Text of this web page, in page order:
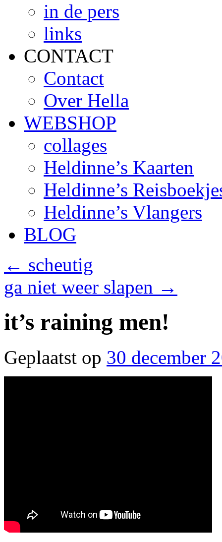
in de pers
links
CONTACT
Contact
Over Hella
WEBSHOP
collages
Heldinne’s Kaarten
Heldinne’s
Heldinne’s Vlangers
BLOG
← scheutig
ga niet weer slapen →
it’s raining men!
Geplaatst op 30 december